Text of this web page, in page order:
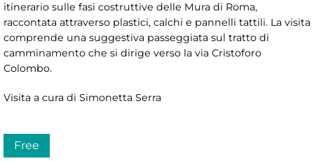
itinerario sulle fasi costruttive delle Mura di Roma,
raccontata attraverso plastici, calchi e pannelli tattili. La visita
comprende una suggestiva passeggiata sul tratto di
camminamento che si dirige verso la via Cristoforo
Colombo.
Visita a cura di Simonetta Serra
Free